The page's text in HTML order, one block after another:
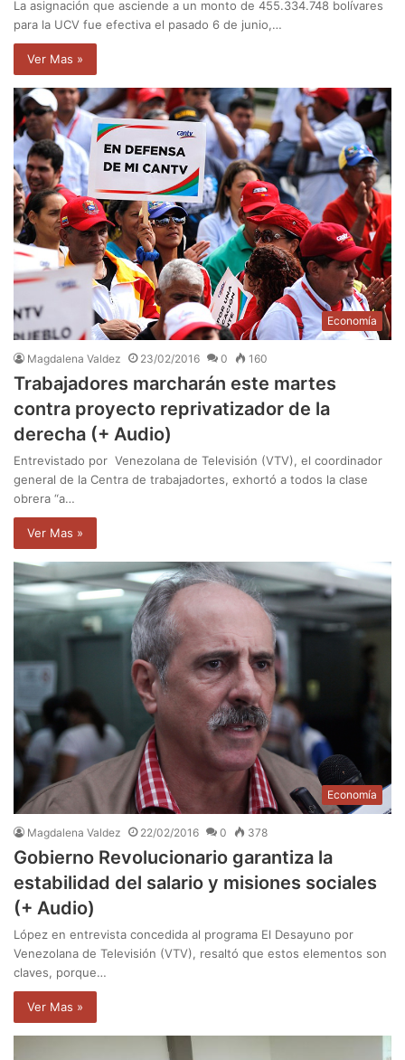
La asignación que asciende a un monto de 455.334.748 bolívares
para la UCV fue efectiva el pasado 6 de junio,…
Ver Mas »
Economía
Magdalena Valdez 23/02/2016 0 160
Trabajadores marcharán este martes
contra proyecto reprivatizador de la
derecha (+ Audio)
Entrevistado por Venezolana de Televisión (VTV), el coordinador
general de la Centra de trabajadortes, exhortó a todos la clase
obrera “a…
Ver Mas »
Economía
Magdalena Valdez 22/02/2016 0 378
Gobierno Revolucionario garantiza la
estabilidad del salario y misiones sociales
(+ Audio)
López en entrevista concedida al programa El Desayuno por
Venezolana de Televisión (VTV), resaltó que estos elementos son
claves, porque…
Ver Mas »